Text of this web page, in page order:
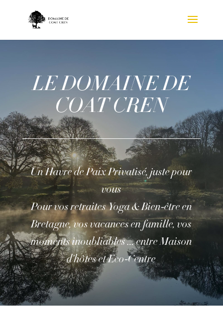
LE DOMAINE DE
COAT CREN
Un Havre de Paix Privatisé, juste pour
vous
Pour vos retraites Yoga & Bien-être en
Bretagne, vos vacances en famille, vos
moments inoubliables … entre Maison
d’hôtes et Eco-Centre